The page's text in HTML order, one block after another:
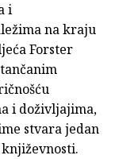
i
na kraju
Forster
i doživljajima,
stvara jedan